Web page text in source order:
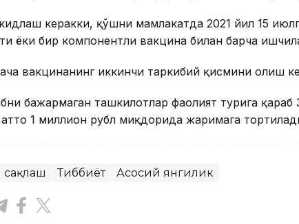
керакки, қўшни мамлакатда 2021 йил 15
ёки бир компонентли вакцина билан барча
вакцинанинг иккинчи таркибий қисмини олиш
бажармаган ташкилотлар фаолият турига
1 миллион рубл миқдорида жаримага
сақлаш Тиббиёт Асосий янгилик